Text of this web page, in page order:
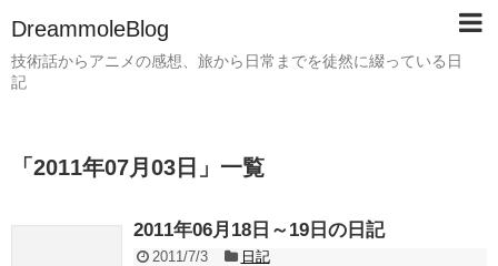
DreammoleBlog
技術話からアニメの感想、旅から日常までを徒然に綴っている日
記
「 2011年07月03日 」 一覧
2011年06月18日～19日の日記
2011/7/3
日記